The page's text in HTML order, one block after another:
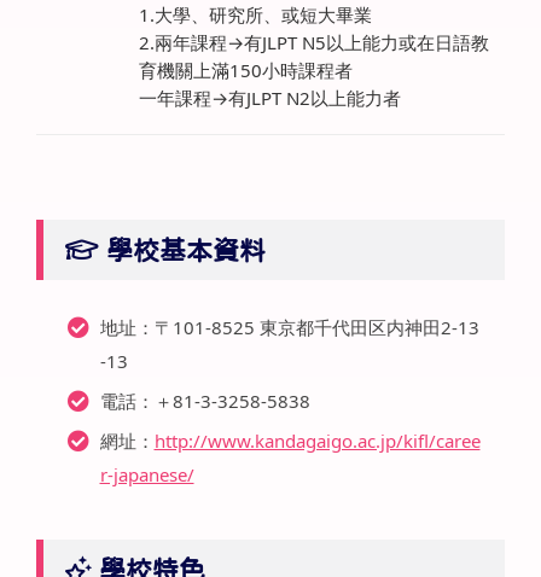
1.大學、研究所、或短大畢業
2.兩年課程→有JLPT N5以上能力或在日語教
育機關上滿150小時課程者
一年課程→有JLPT N2以上能力者
學校基本資料
地址：〒101-8525 東京都千代田区内神田2-13
-13
電話：＋81-3-3258-5838
網址： http://www.kandagaigo.ac.jp/kifl/caree
r-japanese/
學校特色